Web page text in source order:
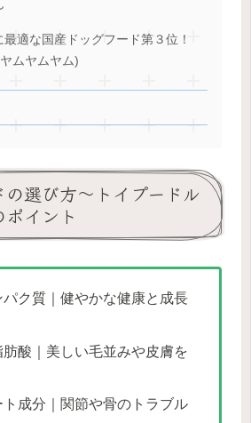
最適な国産ドッグフード第３位！
ムヤムヤム)
の選び方～トイプードル
イント
パク質｜健やかな健康と成長
肪酸｜美しい毛並みや皮膚を
ト成分｜関節や骨のトラブル